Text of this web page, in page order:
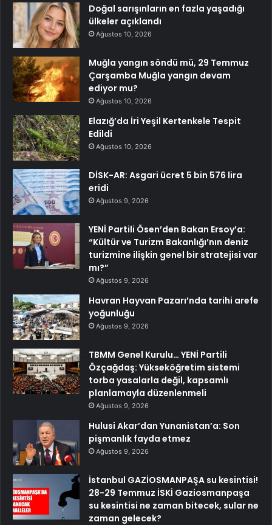
Doğal sarışınların en fazla yaşadığı
ülkeler açıklandı
Ağustos 10, 2026
Muğla yangın söndü mü, 29 Temmuz
Çarşamba Muğla yangın devam
ediyor mu?
Ağustos 10, 2026
Elazığ’da İri Yeşil Kertenkele Tespit
Edildi
Ağustos 10, 2026
DİSK-AR: Asgari ücret 5 bin 576 lira
eridi
Ağustos 9, 2026
YENİ Partili Ösen’den Bakan Ersoy’a:
“Kültür ve Turizm Bakanlığı’nın deniz
turizmine ilişkin genel bir stratejisi var
mı?”
Ağustos 9, 2026
Havran Hayvan Pazarı’nda tarihi arefe
yoğunluğu
Ağustos 9, 2026
TBMM Genel Kurulu… YENİ Partili
Özçağdaş: Yükseköğretim sistemi
torba yasalarla değil, kapsamlı
planlamayla düzenlenmeli
Ağustos 9, 2026
Hulusi Akar’dan Yunanistan’a: Son
pişmanlık fayda etmez
Ağustos 9, 2026
İstanbul GAZİOSMANPAŞA su kesintisi!
28-29 Temmuz İSKİ Gaziosmanpaşa
su kesintisi ne zaman bitecek, sular ne
zaman gelecek?